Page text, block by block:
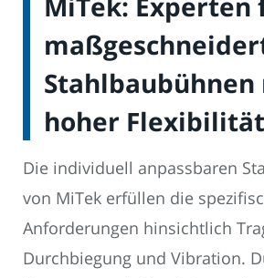
hoher Flexibilität
Die individuell anpassbaren
von MiTek erfüllen die
Anforderungen hinsichtlich
Durchbiegung und Vibration.